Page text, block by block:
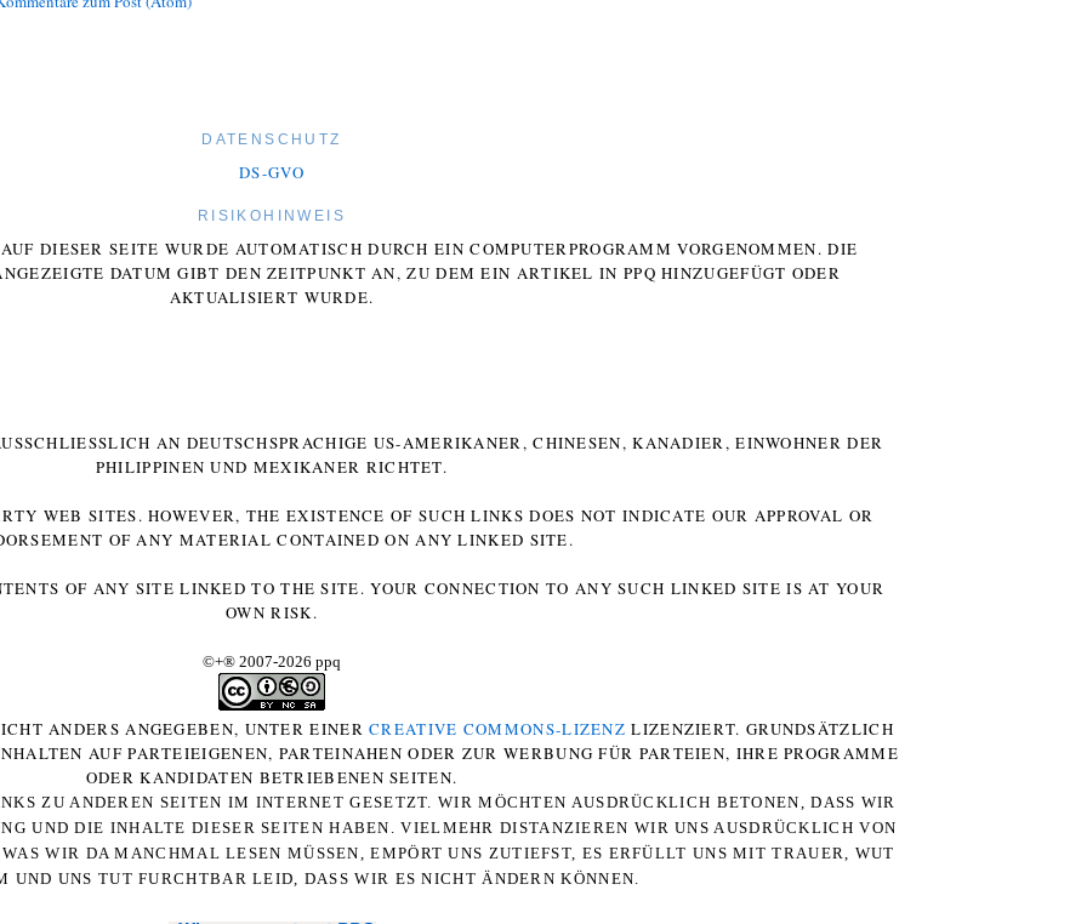
DATENSCHUTZ
DS-GVO
RISIKOHINWEIS
DIESER SEITE WURDE AUTOMATISCH DURCH EIN COMPUTERPROGRAMM VORGENOMMEN. DIE
DATUM GIBT DEN ZEITPUNKT AN, ZU DEM EIN ARTIKEL IN PPQ HINZUGEFÜGT ODER
AKTUALISIERT WURDE.
AN DEUTSCHSPRACHIGE US-AMERIKANER, CHINESEN, KANADIER, EINWOHNER DER P
HILIPPINEN UND MEXIKANER RICHTET.
WEB SITES. HOWEVER, THE EXISTENCE OF SUCH LINKS DOES NOT INDICATE OUR APPROVAL OR
OF ANY MATERIAL CONTAINED ON ANY LINKED SITE.
OF ANY SITE LINKED TO THE SITE. YOUR CONNECTION TO ANY SUCH LINKED SITE IS AT YOUR
OWN RISK.
©+® 2007-2026 ppq
ANDERS ANGEGEBEN, UNTER EINERCREATIVE COMMONS-LIZENZ LIZENZIERT. GRUNDSÄTZLICH
AUF PARTEIEIGENEN, PARTEINAHEN ODER ZUR WERBUNG FÜR PARTEIEN, IHRE PROGRAMME
ODER KANDIDATEN BETRIEBENEN SEITEN.
ZU ANDEREN SEITEN IM INTERNET GESETZT. WIR MÖCHTEN AUSDRÜCKLICH BETONEN, DASS WIR
UND DIE INHALTE DIESER SEITEN HABEN. VIELMEHR DISTANZIEREN WIR UNS AUSDRÜCKLICH VON
WIR DA MANCHMAL LESEN MÜSSEN, EMPÖRT UNS ZUTIEFST, ES ERFÜLLT UNS MIT TRAUER, WUT
UND UNS TUT FURCHTBAR LEID, DASS WIR ES NICHT ÄNDERN KÖNNEN.